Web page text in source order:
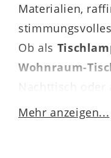
Materialien,
Ob als
Wohnraum-
Nachttisch oder
Hockerleuchte
Mehr anzeigen...